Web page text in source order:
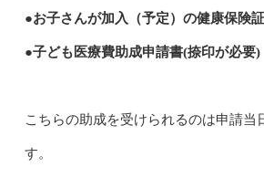
●お子さんが加入（予定）の健康保険証
●子ども医療費助成申請書(捺印が必要)
こちらの助成を受けられるのは申請当
す。